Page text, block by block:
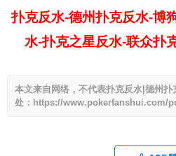
扑克反水-德州扑克反水-博
水-扑克之星反水-联众扑
本文来自网络，不代表扑克反水|德州
处：https://www.pokerfanshui.com/